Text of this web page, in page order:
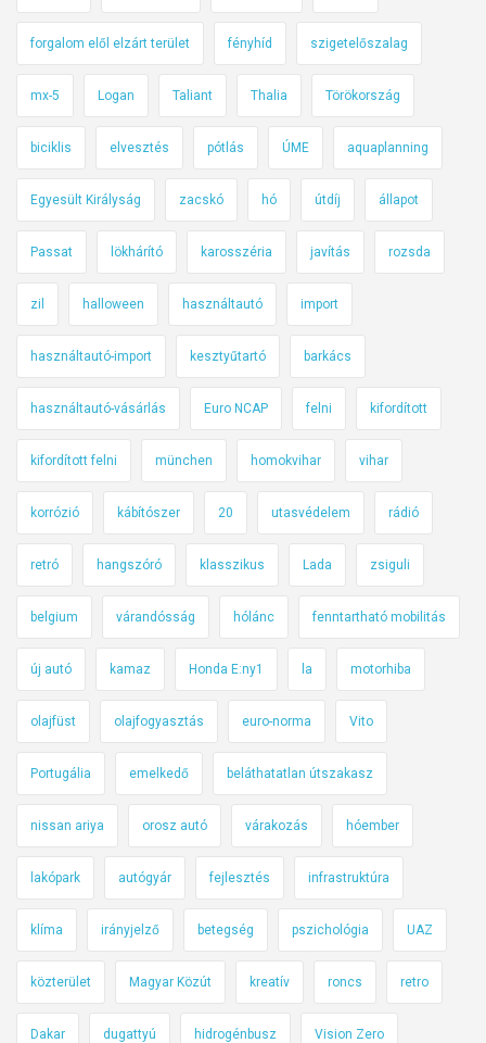
forgalom elől elzárt terület fényhíd szigetelőszalag
mx-5 Logan Taliant Thalia Törökország
biciklis elvesztés pótlás ÚME aquaplanning
Egyesült Királyság zacskó hó útdíj állapot
Passat lökhárító karosszéria javítás rozsda
zil halloween használtautó import
használtautó-import kesztyűtartó barkács
használtautó-vásárlás Euro NCAP felni kifordított
kifordított felni münchen homokvihar vihar
korrózió kábítószer 20 utasvédelem rádió
retró hangszóró klasszikus Lada zsiguli
belgium várandósság hólánc fenntartható mobilitás
új autó kamaz Honda E:ny1 la motorhiba
olajfüst olajfogyasztás euro-norma Vito
Portugália emelkedő beláthatatlan útszakasz
nissan ariya orosz autó várakozás hóember
lakópark autógyár fejlesztés infrastruktúra
klíma irányjelző betegség pszichológia UAZ
közterület Magyar Közút kreatív roncs retro
Dakar dugattyú hidrogénbusz Vision Zero